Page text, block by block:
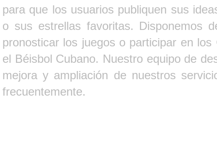
para que los usuarios publiquen sus
o sus estrellas favoritas. Disponemos
pronosticar los juegos o participar en
el Béisbol Cubano. Nuestro equipo de
mejora y ampliación de nuestros
frecuentemente.